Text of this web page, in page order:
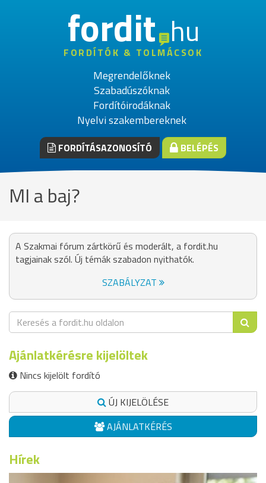
fordithu
FORDÍTÓK & TOLMÁCSOK
Megrendelőknek
Szabadúszóknak
Fordítóirodáknak
Nyelvi szakembereknek
FORDÍTÁSAZONOSÍTÓ BELÉPÉS
MI a baj?
A Szakmai fórum zártkörű és moderált, a fordit.hu
tagjainak szól. Új témák szabadon nyithatók.
SZABÁLYZAT
Ajánlatkérésre kijelöltek
Nincs kijelölt fordító
ÚJ KIJELÖLÉSE
AJÁNLATKÉRÉS
Hírek